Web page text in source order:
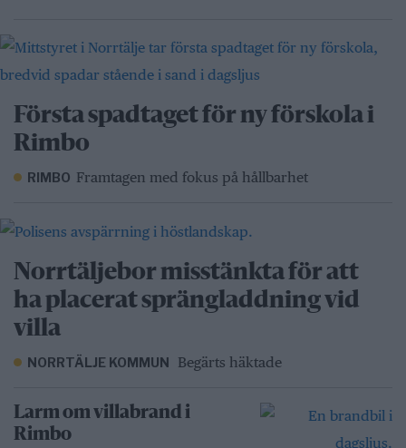
Första spadtaget för ny förskola i
Rimbo
RIMBO Framtagen med fokus på hållbarhet
Norrtäljebor misstänkta för att
ha placerat sprängladdning vid
villa
NORRTÄLJE KOMMUN Begärts häktade
Larm om villabrand i
Rimbo